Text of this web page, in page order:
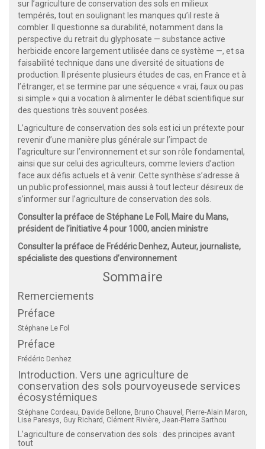
sur l’agriculture de conservation des sols en milieux
tempérés, tout en soulignant les manques qu’il reste à
combler. Il questionne sa durabilité, notamment dans la
perspective du retrait du glyphosate — substance active
herbicide encore largement utilisée dans ce système —, et sa
faisabilité technique dans une diversité de situations de
production. Il présente plusieurs études de cas, en France et à
l’étranger, et se termine par une séquence « vrai, faux ou pas
si simple » qui a vocation à alimenter le débat scientifique sur
des questions très souvent posées.
L’agriculture de conservation des sols est ici un prétexte pour
revenir d’une manière plus générale sur l’impact de
l’agriculture sur l’environnement et sur son rôle fondamental,
ainsi que sur celui des agriculteurs, comme leviers d’action
face aux défis actuels et à venir. Cette synthèse s’adresse à
un public professionnel, mais aussi à tout lecteur désireux de
s’informer sur l’agriculture de conservation des sols.
Consulter la préface de Stéphane Le Foll, Maire du Mans,
président de l’initiative 4 pour 1000, ancien ministre
Consulter la préface de Frédéric Denhez, Auteur, journaliste,
spécialiste des questions d’environnement
Sommaire
Remerciements
Préface
Stéphane Le Fol
Préface
Frédéric Denhez
Introduction. Vers une agriculture de
conservation des sols pourvoyeusede services
écosystémiques
Stéphane Cordeau, Davide Bellone, Bruno Chauvel, Pierre-Alain Maron,
Lise Paresys, Guy Richard, Clément Rivière, Jean-Pierre Sarthou
L’agriculture de conservation des sols : des principes avant
tout